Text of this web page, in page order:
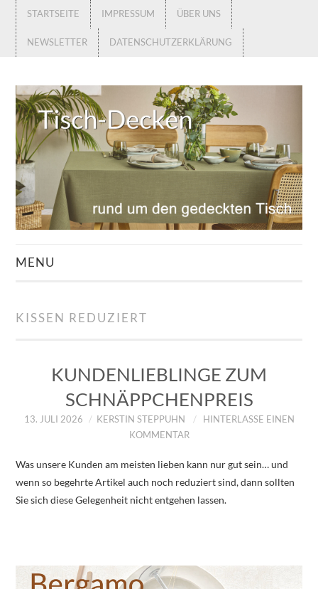
STARTSEITE IMPRESSUM ÜBER UNS
NEWSLETTER DATENSCHUTZERKLÄRUNG
MENU
ÜBER UNS
ZUM SHOP
DATENSCHUTZERKLÄRUNG
KISSEN REDUZIERT
KUNDENLIEBLINGE ZUM
SCHNÄPPCHENPREIS
13. JULI 2026 KERSTIN STEPPUHN
HINTERLASSE EINEN
KOMMENTAR
Was unsere Kunden am meisten lieben kann nur gut sein… und
wenn so begehrte Artikel auch noch reduziert sind, dann sollten
Sie sich diese Gelegenheit nicht entgehen lassen.